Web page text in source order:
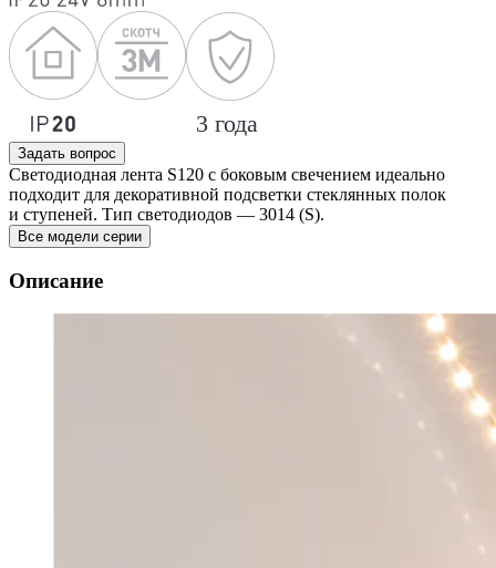
Задать вопрос
Светодиодная лента S120 с боковым свечением идеально
подходит для декоративной подсветки стеклянных полок
и ступеней. Тип светодиодов — 3014 (S).
Все модели серии
Описание